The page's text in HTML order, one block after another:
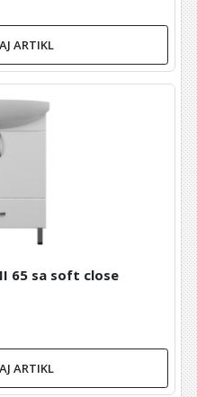
ARTIKL
65 sa soft close
ARTIKL